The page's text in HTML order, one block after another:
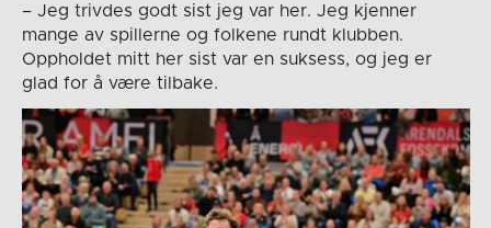
– Jeg trivdes godt sist jeg var her. Jeg kjenner
mange av spillerne og folkene rundt klubben.
Oppholdet mitt her sist var en suksess, og jeg er
glad for å være tilbake.